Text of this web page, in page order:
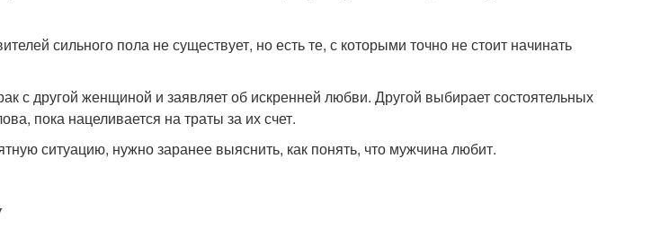
сильного пола не существует, но есть те, с которыми точно не стоит начинать
с другой женщиной и заявляет об искренней любви. Другой выбирает состоятельных
пока нацеливается на траты за их счет.
ситуацию, нужно заранее выяснить, как понять, что мужчина любит.